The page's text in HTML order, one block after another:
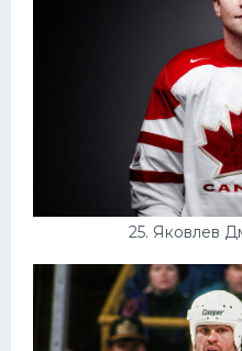
25. Яковлев